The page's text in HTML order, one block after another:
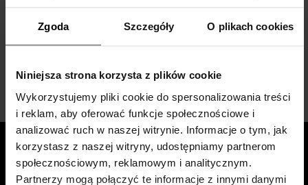
Zgoda Szczegóły O plikach cookies
Niniejsza strona korzysta z plików cookie
Wykorzystujemy pliki cookie do spersonalizowania treści
i reklam, aby oferować funkcje społecznościowe i
analizować ruch w naszej witrynie. Informacje o tym, jak
korzystasz z naszej witryny, udostępniamy partnerom
społecznościowym, reklamowym i analitycznym.
Partnerzy mogą połączyć te informacje z innymi danymi
Życzymy Ci samych
sukcesów na deskach
STUDIO BILETY